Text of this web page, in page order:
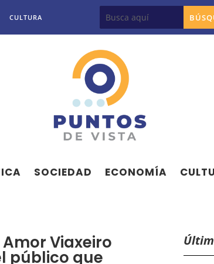
CULTURA
SOCIEDAD ECONOMÍA
Viaxeiro
público que